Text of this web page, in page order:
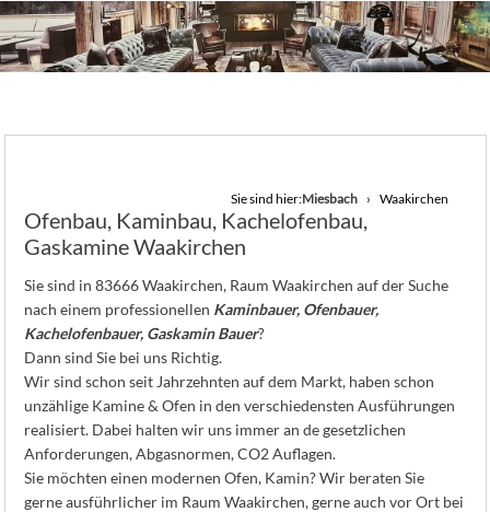
/
Sie sind hier:Miesbach Waakirchen
Ofenbau, Kaminbau, Kachelofenbau,
Gaskamine Waakirchen
Sie sind in 83666 Waakirchen, Raum Waakirchen auf der Suche
nach einem professionellen Kaminbauer, Ofenbauer,
Kachelofenbauer, Gaskamin Bauer?
Dann sind Sie bei uns Richtig.
Wir sind schon seit Jahrzehnten auf dem Markt, haben schon
unzählige Kamine & Ofen in den verschiedensten Ausführungen
realisiert. Dabei halten wir uns immer an de gesetzlichen
Anforderungen, Abgasnormen, CO2 Auflagen.
Sie möchten einen modernen Ofen, Kamin? Wir beraten Sie
gerne ausführlicher im Raum Waakirchen, gerne auch vor Ort bei